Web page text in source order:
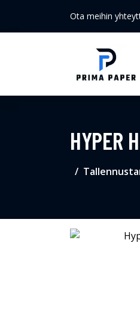
Ota meihin
HYPER